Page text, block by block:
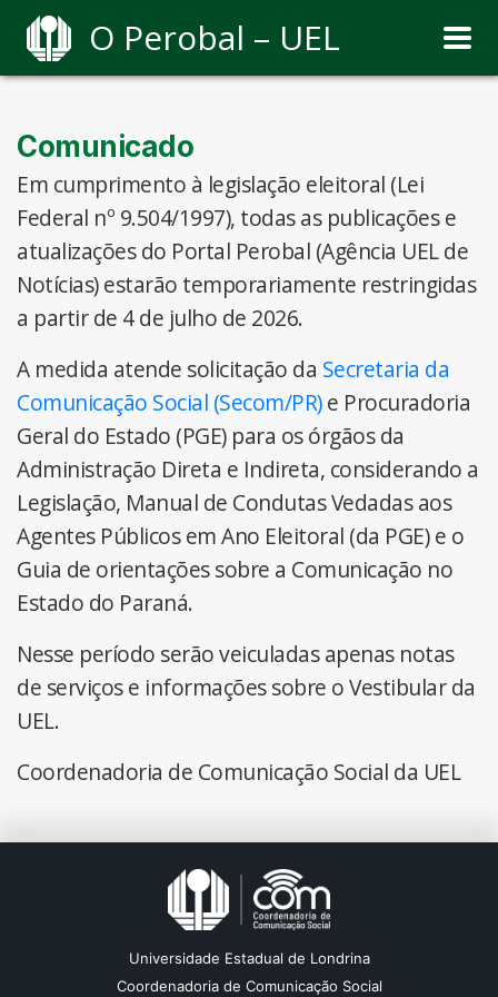
O Perobal – UEL
Comunicado
Em cumprimento à legislação eleitoral (Lei
Federal nº 9.504/1997), todas as publicações e
atualizações do Portal Perobal (Agência UEL de
Notícias) estarão temporariamente restringidas
a partir de 4 de julho de 2026.
A medida atende solicitação da Secretaria da
Comunicação Social (Secom/PR)e Procuradoria
Geral do Estado (PGE) para os órgãos da
Administração Direta e Indireta, considerando a
Legislação, Manual de Condutas Vedadas aos
Agentes Públicos em Ano Eleitoral (da PGE) e o
Guia de orientações sobre a Comunicação no
Estado do Paraná.
Nesse período serão veiculadas apenas notas
de serviços e informações sobre o Vestibular da
UEL.
Coordenadoria de Comunicação Social da UEL
Universidade Estadual de Londrina
Coordenadoria de Comunicação Social